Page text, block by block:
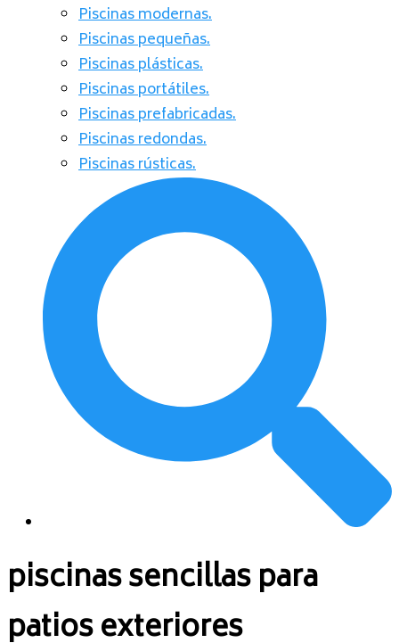
Piscinas modernas.
Piscinas pequeñas.
Piscinas plásticas.
Piscinas portátiles.
Piscinas prefabricadas.
Piscinas redondas.
Piscinas rústicas.
piscinas sencillas para
patios exteriores